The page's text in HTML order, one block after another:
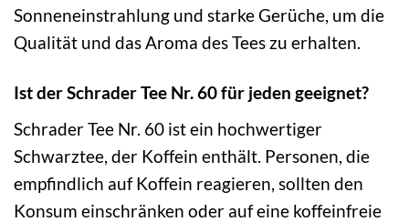
Sonneneinstrahlung und starke Gerüche, um die
Qualität und das Aroma des Tees zu erhalten.
Ist der Schrader Tee Nr. 60 für jeden geeignet?
Schrader Tee Nr. 60 ist ein hochwertiger
Schwarztee, der Koffein enthält. Personen, die
empfindlich auf Koffein reagieren, sollten den
Konsum einschränken oder auf eine koffeinfreie